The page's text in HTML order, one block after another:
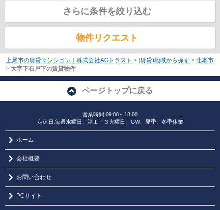
さらに条件を絞り込む
物件リクエスト
上尾市の賃貸マンション｜株式会社AGトラスト > (賃貸)地域から探す > 北本市
> 大字下石戸下の賃貸物件
ページトップに戻る
営業時間:09:00～18:00
定休日:毎週水曜日、第１・３火曜日、GW、夏季、冬季休業
ホーム
会社概要
お問い合わせ
PCサイト